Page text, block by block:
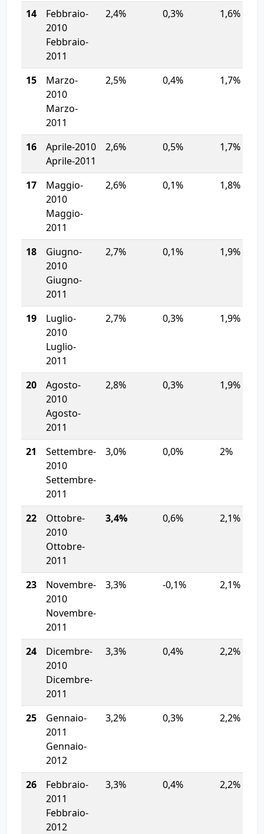
14
Febbraio-
2010
Febbraio-
2011
2,4% 0,3% 1,6%
15
Marzo-
2010
Marzo-
2011
2,5% 0,4% 1,7%
16
Aprile-2010
Aprile-2011
2,6% 0,5% 1,7%
17
Maggio-
2010
Maggio-
2011
2,6% 0,1% 1,8%
18
Giugno-
2010
Giugno-
2011
2,7% 0,1% 1,9%
19
Luglio-
2010
Luglio-
2011
2,7% 0,3% 1,9%
20
Agosto-
2010
Agosto-
2011
2,8% 0,3% 1,9%
21
Settembre-
2010
Settembre-
2011
3,0% 0,0% 2%
22
Ottobre-
2010
Ottobre-
2011
3,4% 0,6% 2,1%
23
Novembre-
2010
Novembre-
2011
3,3% -0,1% 2,1%
24
Dicembre-
2010
Dicembre-
2011
3,3% 0,4% 2,2%
25
Gennaio-
2011
Gennaio-
2012
3,2% 0,3% 2,2%
26
Febbraio-
2011
Febbraio-
2012
3,3% 0,4% 2,2%